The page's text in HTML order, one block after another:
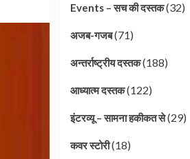
Events – सच की दस्तक(32)
अजब-गजब(71)
अन्तर्राष्ट्रीय दस्तक(188)
आध्यात्म दस्तक(122)
इंटरव्यू – सामना हकीकत से(29)
कवर स्टोरी(18)